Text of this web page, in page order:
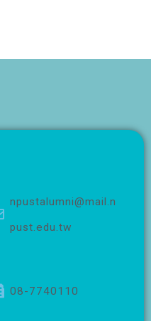
npustalumni@mail.n
pust.edu.tw
08-7740110